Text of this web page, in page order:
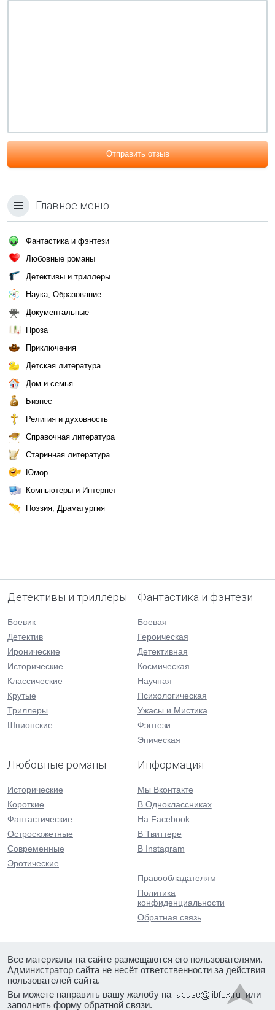
Отправить отзыв
Главное меню
Фантастика и фэнтези
Любовные романы
Детективы и триллеры
Наука, Образование
Документальные
Проза
Приключения
Детская литература
Дом и семья
Бизнес
Религия и духовность
Справочная литература
Старинная литература
Юмор
Компьютеры и Интернет
Поэзия, Драматургия
Детективы и триллеры
Боевик
Детектив
Иронические
Исторические
Классические
Крутые
Триллеры
Шпионские
Фантастика и фэнтези
Боевая
Героическая
Детективная
Космическая
Научная
Психологическая
Ужасы и Мистика
Фэнтези
Эпическая
Любовные романы
Исторические
Короткие
Фантастические
Остросюжетные
Современные
Эротические
Информация
Мы Вконтакте
В Одноклассниках
На Facebook
В Твиттере
В Instagram
Правообладателям
Политика
конфиденциальности
Обратная связь
Все материалы на сайте размещаются его пользователями.
Администратор сайта не несёт ответственности за действия
пользователей сайта.
Вы можете направить вашу жалобу на
или
заполнить форму обратной связи.